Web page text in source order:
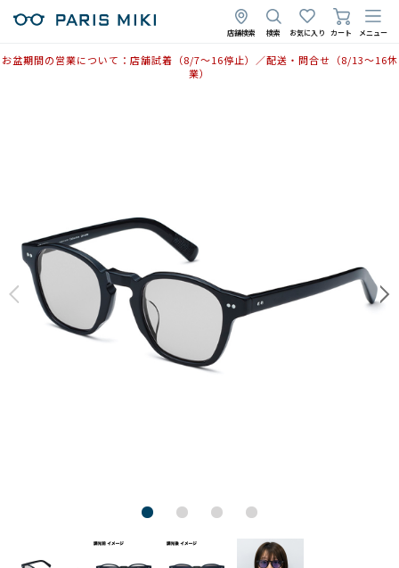
店舗検索 検索 お気に入り カート メニュー
お盆期間の営業について：店舗試着（8/7〜16停止）／配送・問合せ（8/13〜16休
業）